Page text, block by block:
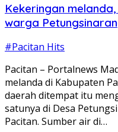
Kekeringan
warga
#Pacitan Hits
Pacitan – Portalnews
melanda di Kabupaten
daerah ditempat itu
satunya di Desa
Pacitan. Sumber air di…